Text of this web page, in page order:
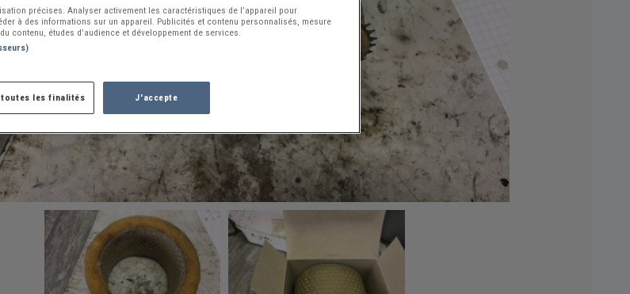
précises. Analyser activement les caractéristiques de l’appareil pour
à des informations sur un appareil. Publicités et contenu personnalisés, mesure
contenu, études d’audience et développement de services.
les finalités J'accepte